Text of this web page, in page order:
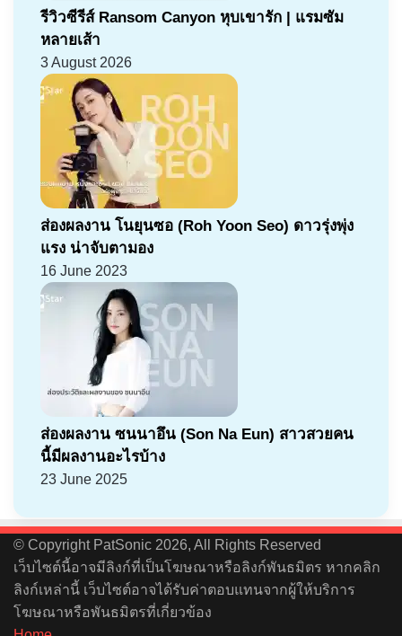
รีวิวซีรีส์ Ransom Canyon หุบเขารัก | แรมซัม
หลายเส้า
3 August 2026
ส่องผลงาน โนยุนซอ (Roh Yoon Seo) ดาวรุ่งพุ่ง
แรง น่าจับตามอง
16 June 2023
ส่องผลงาน ซนนาอึน (Son Na Eun) สาวสวยคน
นี้มีผลงานอะไรบ้าง
23 June 2025
© Copyright PatSonic 2026, All Rights Reserved
เว็บไซต์นี้อาจมีลิงก์ที่เป็นโฆษณาหรือลิงก์พันธมิตร หากคลิก
ลิงก์เหล่านี้ เว็บไซต์อาจได้รับค่าตอบแทนจากผู้ให้บริการ
โฆษณาหรือพันธมิตรที่เกี่ยวข้อง